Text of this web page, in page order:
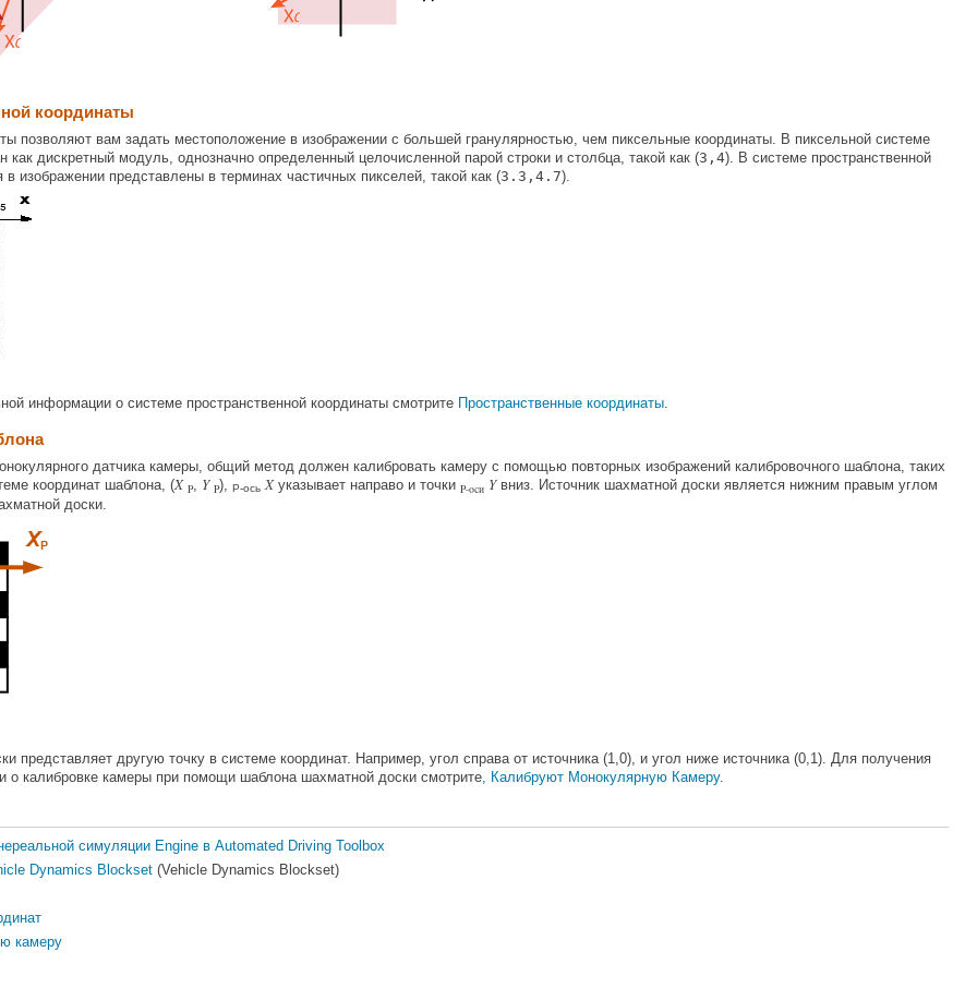
координаты
позволяют вам задать местоположение в изображении с большей гранулярностью, чем пиксельные координаты. В пиксельной системе
как дискретный модуль, однозначно определенный целочисленной парой строки и столбца, такой как (3,4). В системе пространственной
изображении представлены в терминах частичных пикселей, такой как (3.3,4.7).
информации о системе пространственной координаты смотрите Пространственные координаты.
датчика камеры, общий метод должен калибровать камеру с помощью повторных изображений калибровочного шаблона, таких
координат шаблона, (X P, Y P), P-ось Xуказывает направо и точки P-оси Yвниз. Источник шахматной доски является нижним правым углом
доски.
представляет другую точку в системе координат. Например, угол справа от источника (1,0), и угол ниже источника (0,1). Для получения
о калибровке камеры при помощи шаблона шахматной доски смотрите, Калибруют Монокулярную Камеру.
симуляции Engine в Automated Driving Toolbox
Dynamics Blockset (Vehicle Dynamics Blockset)
камеру